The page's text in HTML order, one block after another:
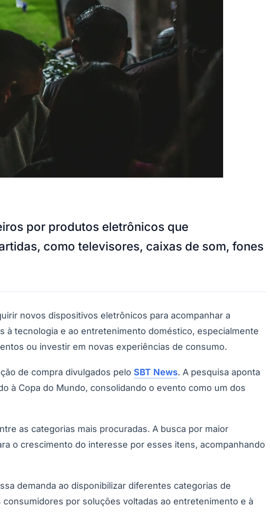
Francisco Morato Taboão da Serra
São Roque
por produtos eletrônicos que
como televisores, caixas de som, fones
novos dispositivos eletrônicos para acompanhar a
à tecnologia e ao entretenimento doméstico, especialmente
ou investir em novas experiências de consumo.
de compra divulgados pelo SBT News. A pesquisa aponta
à Copa do Mundo, consolidando o evento como um dos
as categorias mais procuradas. A busca por maior
o crescimento do interesse por esses itens, acompanhando
demanda ao disponibilizar diferentes categorias de
por soluções voltadas ao entretenimento e à